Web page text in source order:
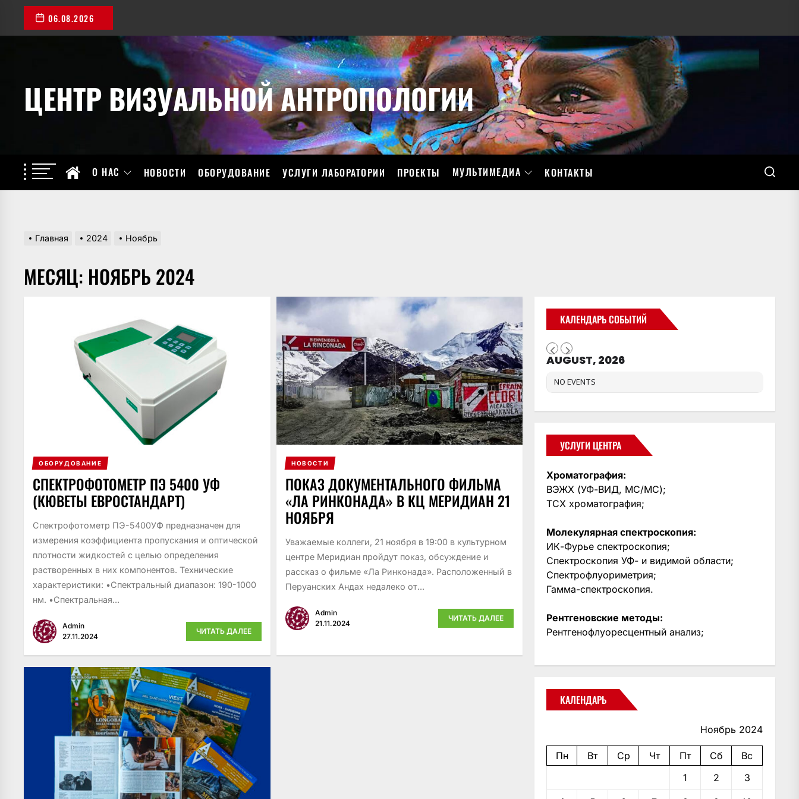
Перейти
содержимому
06.08.2026
ЦЕНТР ВИЗУАЛЬНОЙ АНТРОПОЛОГИИ
О НАС НОВОСТИ ОБОРУДОВАНИЕ УСЛУГИ ЛАБОРАТОРИИ ПРОЕКТЫ МУЛЬТИМЕДИА КОНТАКТЫ
Главная 2024 Ноябрь
МЕСЯЦ: НОЯБРЬ 2024
ОБОРУДОВАНИЕ
СПЕКТРОФОТОМЕТР ПЭ 5400 УФ
(КЮВЕТЫ ЕВРОСТАНДАРТ)
Спектрофотометр ПЭ-5400УФ предназначен для
измерения коэффициента пропускания и оптической
плотности жидкостей с целью определения
растворенных в них компонентов. Технические
характеристики: •Спектральный диапазон: 190-1000
нм. •Спектральная...
Admin
27.11.2024
ЧИТАТЬ ДАЛЕЕ
НОВОСТИ
ПОКАЗ ДОКУМЕНТАЛЬНОГО ФИЛЬМА
«ЛА РИНКОНАДА» В КЦ МЕРИДИАН 21
НОЯБРЯ
Уважаемые коллеги, 21 ноября в 19:00 в культурном
центре Меридиан пройдут показ, обсуждение и
рассказ о фильме «Ла Ринконада». Расположенный в
Перуанских Андах недалеко от...
Admin
21.11.2024
ЧИТАТЬ ДАЛЕЕ
КАЛЕНДАРЬ СОБЫТИЙ
AUGUST, 2026
NO EVENTS
УСЛУГИ ЦЕНТРА
Хроматография:
ВЭЖХ (УФ-ВИД, МС/МС);
ТСХ хроматография;
Молекулярная спектроскопия:
ИК-Фурье спектроскопия;
Спектроскопия УФ- и видимой области;
Спектрофлуориметрия;
Гамма-спектроскопия.
Рентгеновские методы:
Рентгенофлуоресцентный анализ;
КАЛЕНДАРЬ
Ноябрь 2024
Пн Вт Ср Чт Пт Сб
Вс
1
2 3